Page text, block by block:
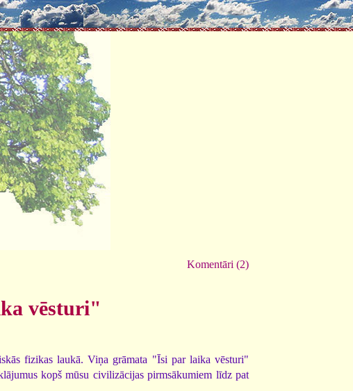
Komentāri (2)
vēsturi"
fizikas laukā. Viņa grāmata "Īsi par laika vēsturi"
kopš mūsu civilizācijas pirmsākumiem līdz pat